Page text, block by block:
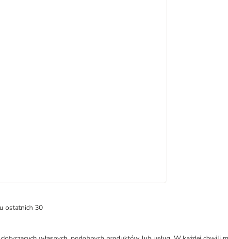
ostatnich 30